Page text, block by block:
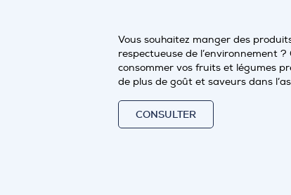
Vous souhaitez manger des
respectueuse de l’environnement
consommer vos fruits et légumes
de plus de goût et saveurs dans
CONSULTER